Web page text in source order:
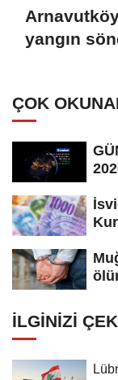
yangın
ÇOK
İLGINIZI